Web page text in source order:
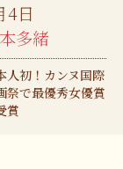
4日
多緒
人初！カンヌ国際
祭で最優秀女優賞
賞